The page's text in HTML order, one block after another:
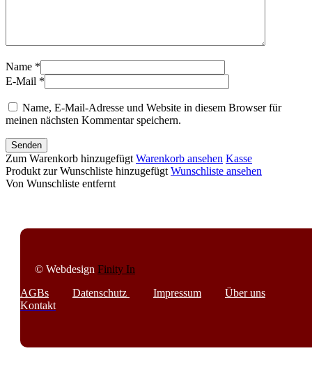
Name *
E-Mail *
Name, E-Mail-Adresse und Website in diesem Browser für
meinen nächsten Kommentar speichern.
Senden
Zum Warenkorb hinzugefügt Warenkorb ansehen Kasse
Produkt zur Wunschliste hinzugefügt Wunschliste ansehen
Von Wunschliste entfernt
© Webdesign Finity In
AGBs
Datenschutz Impressum
Über uns
Kontakt